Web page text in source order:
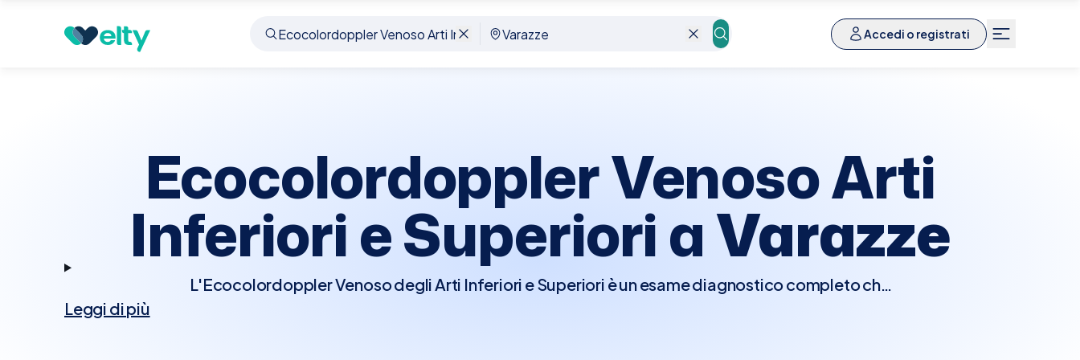
Accedi o registrati
Prenota visita Ecocolordoppler Venoso Arti Inferiori E Superiori Varazze
Ecocolordoppler Venoso Arti
Inferiori e Superiori aVarazze
L'Ecocolordoppler Venoso degli Arti Inferiori e Superiori è un esame diagnostico completo che
Leggi di più